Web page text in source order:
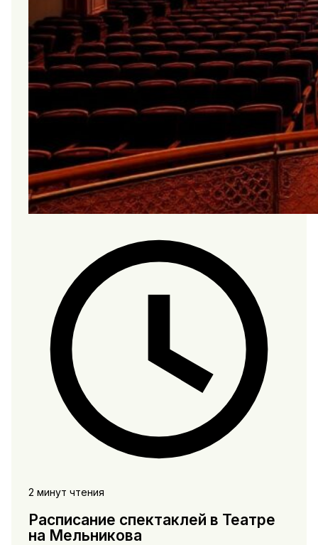
2 минут чтения
Расписание спектаклей в Театре
на Мельникова